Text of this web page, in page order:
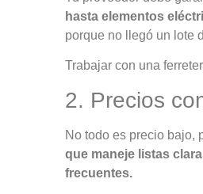
hasta elementos
porque no llegó un lote
Trabajar con una
2. Precios
No todo es precio bajo,
que maneje listas
frecuentes.